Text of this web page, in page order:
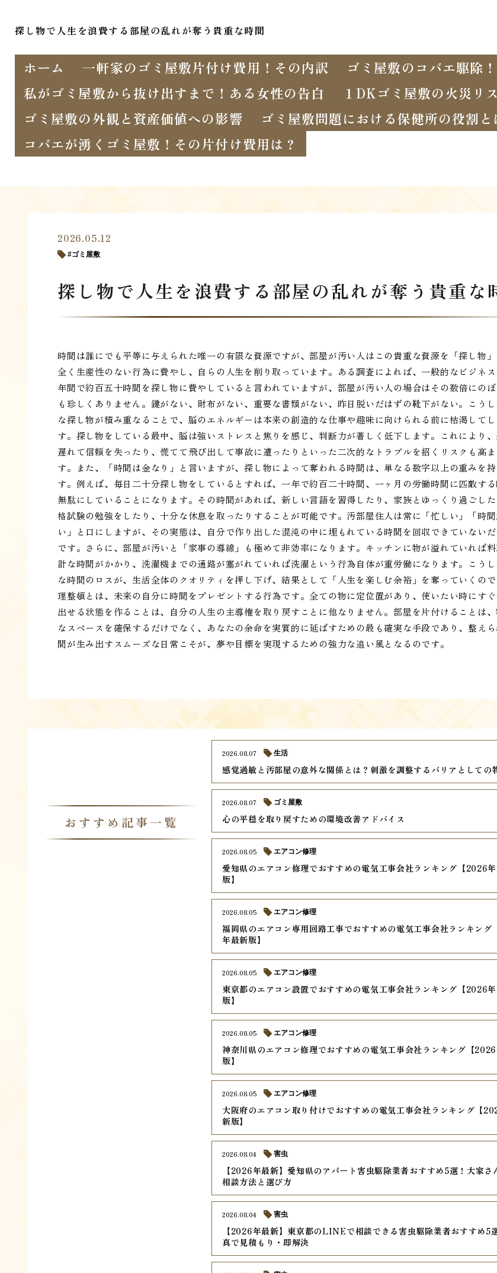
探し物で人生を浪費する部屋の乱れが奪う貴重な時間
ホーム 一軒家のゴミ屋敷片付け費用！その内訳
ゴミ屋敷のコバエ駆除
私がゴミ屋敷から抜け出すまで！ある女性の告白
１DKゴミ屋敷の火災リ
ゴミ屋敷の外観と資産価値への影響
ゴミ屋敷問題における保健所の役割と
コバエが湧くゴミ屋敷！その片付け費用は？
2026.05.12
ゴミ屋敷
探し物で人生を浪費する部屋の乱れが奪う貴重な
時間は誰にでも平等に与えられた唯一の有限な資源ですが、部屋が汚い人はこの貴重な資源を「探し物」
全く生産性のない行為に費やし、自らの人生を削り取っています。ある調査によれば、一般的なビジネ
年間で約百五十時間を探し物に費やしていると言われていますが、部屋が汚い人の場合はその数倍にのぼ
も珍しくありません。鍵がない、財布がない、重要な書類がない、昨日脱いだはずの靴下がない。こう
な探し物が積み重なることで、脳のエネルギーは本来の創造的な仕事や趣味に向けられる前に枯渇してし
す。探し物をしている最中、脳は強いストレスと焦りを感じ、判断力が著しく低下します。これにより
遅れて信頼を失ったり、慌てて飛び出して事故に遭ったりといった二次的なトラブルを招くリスクも高ま
す。また、「時間は金なり」と言いますが、探し物によって奪われる時間は、単なる数字以上の重みを持
す。例えば、毎日二十分探し物をしているとすれば、一年で約百二十時間、一ヶ月の労働時間に匹敵す
無駄にしていることになります。その時間があれば、新しい言語を習得したり、家族とゆっくり過ごし
格試験の勉強をしたり、十分な休息を取ったりすることが可能です。汚部屋住人は常に「忙しい」「時間
い」と口にしますが、その実態は、自分で作り出した混沌の中に埋もれている時間を回収できていない
です。さらに、部屋が汚いと「家事の導線」も極めて非効率になります。キッチンに物が溢れていれば
計な時間がかかり、洗濯機までの通路が塞がれていれば洗濯という行為自体が重労働になります。こう
な時間のロスが、生活全体のクオリティを押し下げ、結果として「人生を楽しむ余裕」を奪っていくの
理整頓とは、未来の自分に時間をプレゼントする行為です。全ての物に定位置があり、使いたい時にすぐ
出せる状態を作ることは、自分の人生の主導権を取り戻すことに他なりません。部屋を片付けることは
なスペースを確保するだけでなく、あなたの余命を実質的に延ばすための最も確実な手段であり、整え
間が生み出すスムーズな日常こそが、夢や目標を実現するための強力な追い風となるのです。
おすすめ記事一覧
感覚過敏と汚部屋の意外な関係とは？刺激を調整するバリアとしての
2026.08.07 生活
心の平穏を取り戻すための環境改善アドバイス
2026.08.07 ゴミ屋敷
愛知県のエアコン修理でおすすめの電気工事会社ランキング【2026
版】
2026.08.05 エアコン修理
福岡県のエアコン専用回路工事でおすすめの電気工事会社ランキング
年最新版】
2026.08.05 エアコン修理
東京都のエアコン設置でおすすめの電気工事会社ランキング【2026
版】
2026.08.05 エアコン修理
神奈川県のエアコン修理でおすすめの電気工事会社ランキング【
版】
2026.08.05 エアコン修理
大阪府のエアコン取り付けでおすすめの電気工事会社ランキング【
新版】
2026.08.05 エアコン修理
【2026年最新】愛知県のアパート害虫駆除業者おすすめ5選！大家さ
相談方法と選び方
2026.08.04 害虫
【2026年最新】東京都のLINEで相談できる害虫駆除業者おすすめ5
真で見積もり・即解決
2026.08.04 害虫